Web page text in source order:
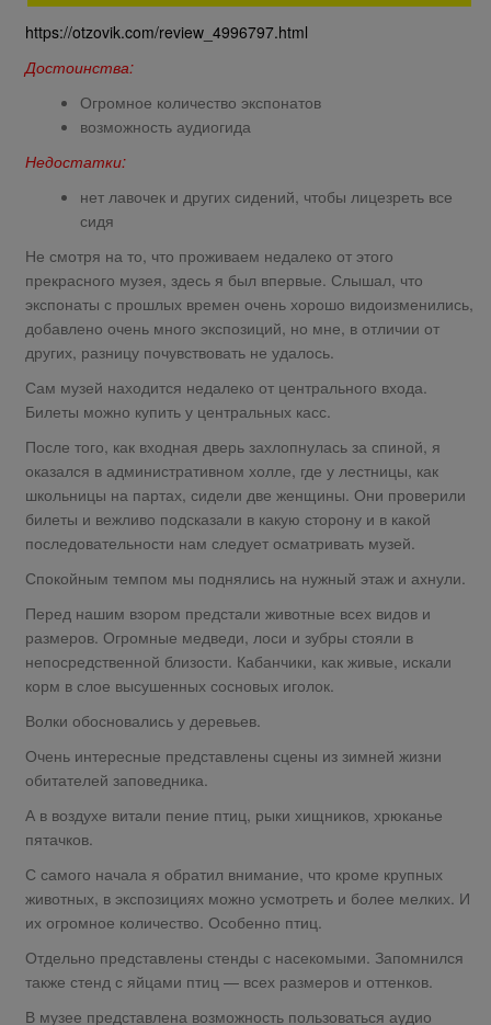
https://otzovik.com/review_4996797.html
Достоинства:
Огромное количество экспонатов
возможность аудиогида
Недостатки:
нет лавочек и других сидений, чтобы лицезреть все
сидя
Не смотря на то, что проживаем недалеко от этого
прекрасного музея, здесь я был впервые. Слышал, что
экспонаты с прошлых времен очень хорошо видоизменились,
добавлено очень много экспозиций, но мне, в отличии от
других, разницу почувствовать не удалось.
Сам музей находится недалеко от центрального входа.
Билеты можно купить у центральных касс.
После того, как входная дверь захлопнулась за спиной, я
оказался в административном холле, где у лестницы, как
школьницы на партах, сидели две женщины. Они проверили
билеты и вежливо подсказали в какую сторону и в какой
последовательности нам следует осматривать музей.
Спокойным темпом мы поднялись на нужный этаж и ахнули.
Перед нашим взором предстали животные всех видов и
размеров. Огромные медведи, лоси и зубры стояли в
непосредственной близости. Кабанчики, как живые, искали
корм в слое высушенных сосновых иголок.
Волки обосновались у деревьев.
Очень интересные представлены сцены из зимней жизни
обитателей заповедника.
А в воздухе витали пение птиц, рыки хищников, хрюканье
пятачков.
С самого начала я обратил внимание, что кроме крупных
животных, в экспозициях можно усмотреть и более мелких. И
их огромное количество. Особенно птиц.
Отдельно представлены стенды с насекомыми. Запомнился
также стенд с яйцами птиц — всех размеров и оттенков.
В музее представлена возможность пользоваться аудио